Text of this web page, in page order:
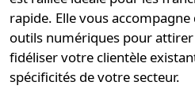
rapide. Elle vous
outils numériques pour
fidéliser votre clientèle
spécificités de votre secteur.